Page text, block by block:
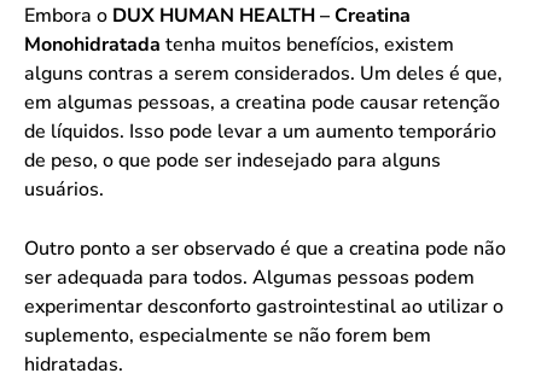
Embora o DUX HUMAN HEALTH – Creatina
Monohidratada tenha muitos benefícios, existem
alguns contras a serem considerados. Um deles é que,
em algumas pessoas, a creatina pode causar retenção
de líquidos. Isso pode levar a um aumento temporário
de peso, o que pode ser indesejado para alguns
usuários.
Outro ponto a ser observado é que a creatina pode não
ser adequada para todos. Algumas pessoas podem
experimentar desconforto gastrointestinal ao utilizar o
suplemento, especialmente se não forem bem
hidratadas.